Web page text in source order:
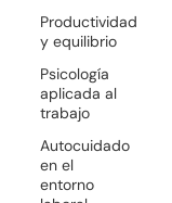
Productividad
y equilibrio
Psicología
aplicada al
trabajo
Autocuidado
en el
entorno